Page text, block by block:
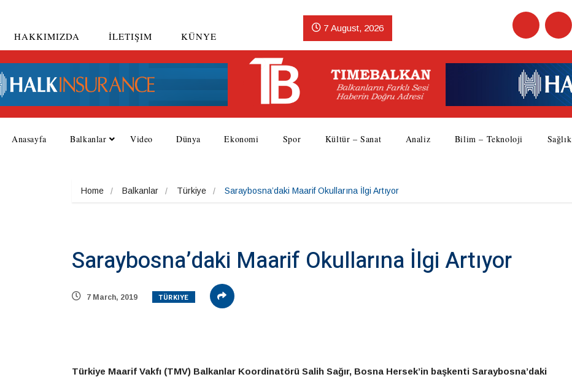
HAKKIMIZDA İLETIŞIM KÜNYE
7 August, 2026
Anasayfa Balkanlar Video Dünya Ekonomi Spor Kültür – Sanat Analiz Bilim – Teknoloji Sağlık
Home Balkanlar Türkiye Saraybosna’daki Maarif Okullarına İlgi Artıyor
Saraybosna’daki Maarif Okullarına İlgi Artıyor
7 March, 2019 TÜRKIYE
Türkiye Maarif Vakfı (TMV) Balkanlar Koordinatörü Salih Sağır, Bosna Hersek’in başkenti Saraybosna’daki